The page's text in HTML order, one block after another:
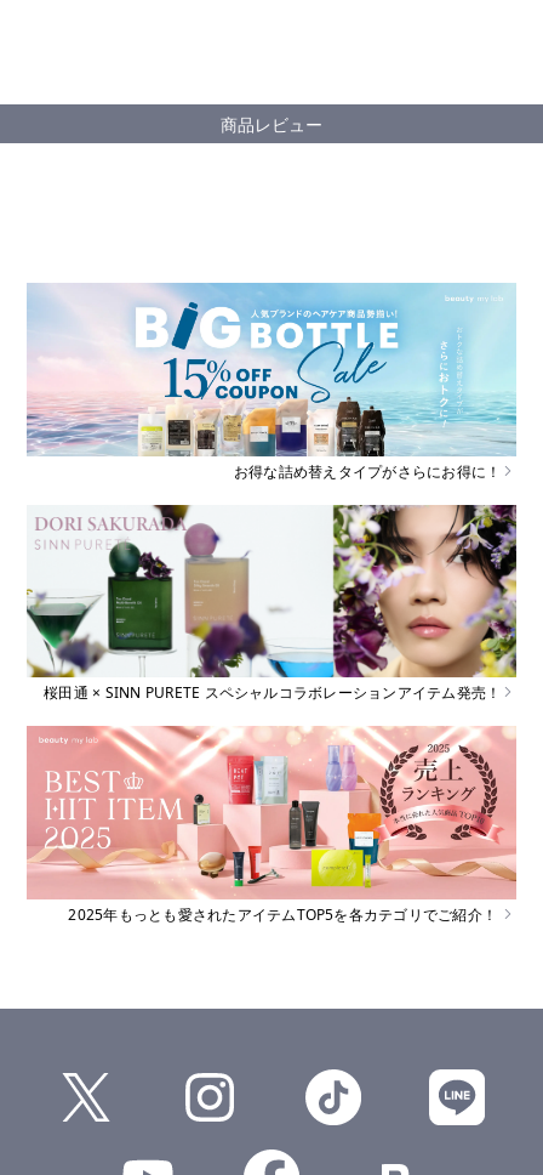
商品レビュー
お得な詰め替えタイプがさらにお得に！
桜田通 × SINN PURETE スペシャルコラボレーションアイテム発売！
2025年もっとも愛されたアイテムTOP5を各カテゴリでご紹介！